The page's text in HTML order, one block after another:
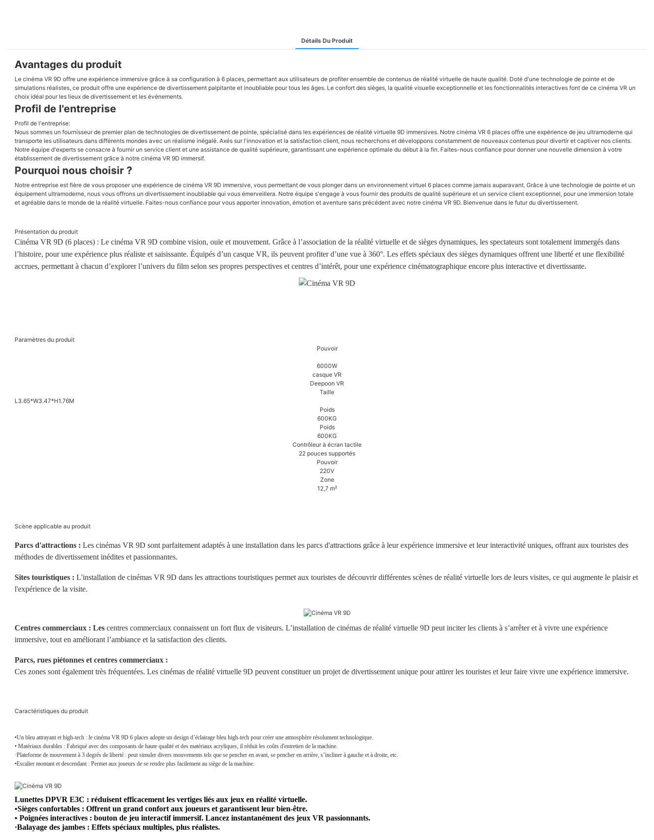
Détails Du Produit
Avantages du produit
Le cinéma VR 9D offre une expérience immersive grâce à sa configuration à 6 places, permettant aux utilisateurs de profiter ensemble de contenus de réalité virtuelle de haute qualité. Doté d'une technologie de pointe et de
simulations réalistes, ce produit offre une expérience de divertissement palpitante et inoubliable pour tous les âges. Le confort des sièges, la qualité visuelle exceptionnelle et les fonctionnalités interactives font de ce cinéma VR un
choix idéal pour les lieux de divertissement et les événements.
Profil de l'entreprise
Profil de l'entreprise:
Nous sommes un fournisseur de premier plan de technologies de divertissement de pointe, spécialisé dans les expériences de réalité virtuelle 9D immersives. Notre cinéma VR 6 places offre une expérience de jeu ultramoderne qui
transporte les utilisateurs dans différents mondes avec un réalisme inégalé. Axés sur l'innovation et la satisfaction client, nous recherchons et développons constamment de nouveaux contenus pour divertir et captiver nos clients.
Notre équipe d'experts se consacre à fournir un service client et une assistance de qualité supérieure, garantissant une expérience optimale du début à la fin. Faites-nous confiance pour donner une nouvelle dimension à votre
établissement de divertissement grâce à notre cinéma VR 9D immersif.
Pourquoi nous choisir ?
Notre entreprise est fière de vous proposer une expérience de cinéma VR 9D immersive, vous permettant de vous plonger dans un environnement virtuel 6 places comme jamais auparavant. Grâce à une technologie de pointe et un
équipement ultramoderne, nous vous offrons un divertissement inoubliable qui vous émerveillera. Notre équipe s'engage à vous fournir des produits de qualité supérieure et un service client exceptionnel, pour une immersion totale
et agréable dans le monde de la réalité virtuelle. Faites-nous confiance pour vous apporter innovation, émotion et aventure sans précédent avec notre cinéma VR 9D. Bienvenue dans le futur du divertissement.
Présentation du produit
Cinéma VR 9D (6 places) : Le cinéma VR 9D combine vision, ouïe et mouvement. Grâce à l’association de la réalité virtuelle et de sièges dynamiques, les spectateurs sont totalement immergés dans
l’histoire, pour une expérience plus réaliste et saisissante. Équipés d’un casque VR, ils peuvent profiter d’une vue à 360°. Les effets spéciaux des sièges dynamiques offrent une liberté et une flexibilité
accrues, permettant à chacun d’explorer l’univers du film selon ses propres perspectives et centres d’intérêt, pour une expérience cinématographique encore plus interactive et divertissante.
Paramètres du produit
Pouvoir
6000W
casque VR
Deepoon VR
Taille
L3.65*W3.47*H1.76M
Poids
600KG
Poids
600KG
Contrôleur à écran tactile
22 pouces supportés
Pouvoir
220V
Zone
12,7 m²
Scène applicable au produit
Parcs d'attractions : Les cinémas VR 9D sont parfaitement adaptés à une installation dans les parcs d'attractions grâce à leur expérience immersive et leur interactivité uniques, offrant aux touristes des
méthodes de divertissement inédites et passionnantes.
Sites touristiques : L'installation de cinémas VR 9D dans les attractions touristiques permet aux touristes de découvrir différentes scènes de réalité virtuelle lors de leurs visites, ce qui augmente le plaisir et
l'expérience de la visite.
Centres commerciaux : Les centres commerciaux connaissent un fort flux de visiteurs. L’installation de cinémas de réalité virtuelle 9D peut inciter les clients à s’arrêter et à vivre une expérience
immersive, tout en améliorant l’ambiance et la satisfaction des clients.
Parcs, rues piétonnes et centres commerciaux :
Ces zones sont également très fréquentées. Les cinémas de réalité virtuelle 9D peuvent constituer un projet de divertissement unique pour attirer les touristes et leur faire vivre une expérience immersive.
Caractéristiques du produit
•Un bleu attrayant et high-tech : le cinéma VR 9D 6 places adopte un design d’éclairage bleu high-tech pour créer une atmosphère résolument technologique.
• Matériaux durables : Fabriqué avec des composants de haute qualité et des matériaux acryliques, il réduit les coûts d'entretien de la machine.
·Plateforme de mouvement à 3 degrés de liberté : peut simuler divers mouvements tels que se pencher en avant, se pencher en arrière, s’incliner à gauche et à droite, etc.
•Escalier montant et descendant : Permet aux joueurs de se rendre plus facilement au siège de la machine.
Lunettes DPVR E3C : réduisent efficacement les vertiges liés aux jeux en réalité virtuelle.
•Sièges confortables : Offrent un grand confort aux joueurs et garantissent leur bien-être.
• Poignées interactives : bouton de jeu interactif immersif. Lancez instantanément des jeux VR passionnants.
·Balayage des jambes : Effets spéciaux multiples, plus réalistes.